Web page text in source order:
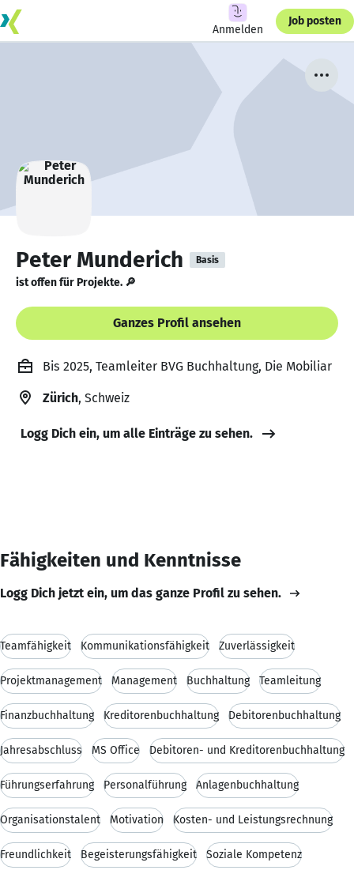
Anmelden
Job posten
Peter Munderich Basis
ist offen für Projekte. 🔎
Ganzes Profil ansehen
Bis 2025, Teamleiter BVG Buchhaltung, Die Mobiliar
Zürich, Schweiz
Logg Dich ein, um alle Einträge zu sehen.
Fähigkeiten und Kenntnisse
Logg Dich jetzt ein, um das ganze Profil zu sehen.
Teamfähigkeit Kommunikationsfähigkeit Zuverlässigkeit
Projektmanagement Management Buchhaltung Teamleitung
Finanzbuchhaltung Kreditorenbuchhaltung Debitorenbuchhaltung
Jahresabschluss MS Office Debitoren- und Kreditorenbuchhaltung
Führungserfahrung Personalführung Anlagenbuchhaltung
Organisationstalent Motivation Kosten- und Leistungsrechnung
Freundlichkeit Begeisterungsfähigkeit Soziale Kompetenz